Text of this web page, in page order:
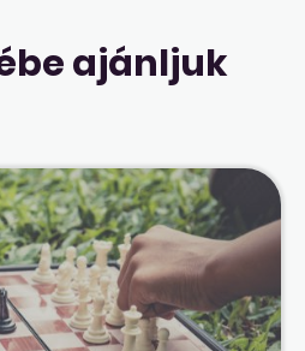
ajánljuk